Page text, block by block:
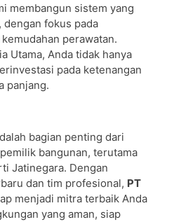
membangun sistem yang
fokus pada
perawatan.
Utama, Anda tidak hanya
pada ketenangan
panjang.
bagian penting dari
bangunan, terutama
Jatinegara. Dengan
dan tim profesional, PT
menjadi mitra terbaik Anda
yang aman, siap